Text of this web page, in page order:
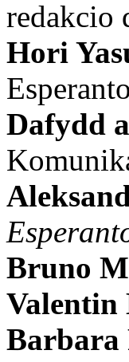
redakcio
Hori
Dafydd
Bruno
Barbara